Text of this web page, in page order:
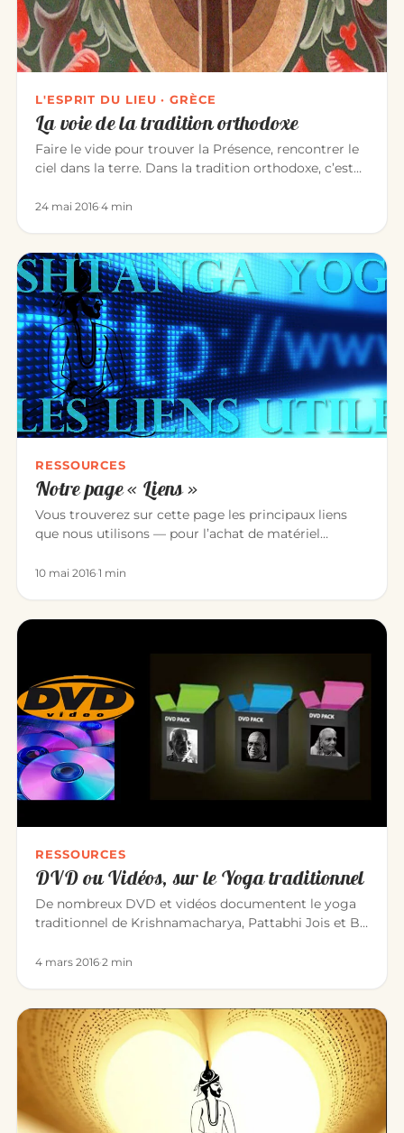
L'ESPRIT DU LIEU · GRÈCE
La voie de la tradition orthodoxe
Faire le vide pour trouver la Présence, rencontrer le
ciel dans la terre. Dans la tradition orthodoxe, c’est
24 mai 2016·4 min
RESSOURCES
Notre page « Liens »
Vous trouverez sur cette page les principaux liens
que nous utilisons — pour l’achat de matériel
10 mai 2016·1 min
RESSOURCES
DVD ou Vidéos, sur le Yoga traditionnel
De nombreux DVD et vidéos documentent le yoga
traditionnel de Krishnamacharya, Pattabhi Jois et B.
4 mars 2016·2 min